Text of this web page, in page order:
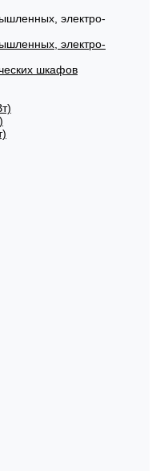
электро-
электро-
шкафов